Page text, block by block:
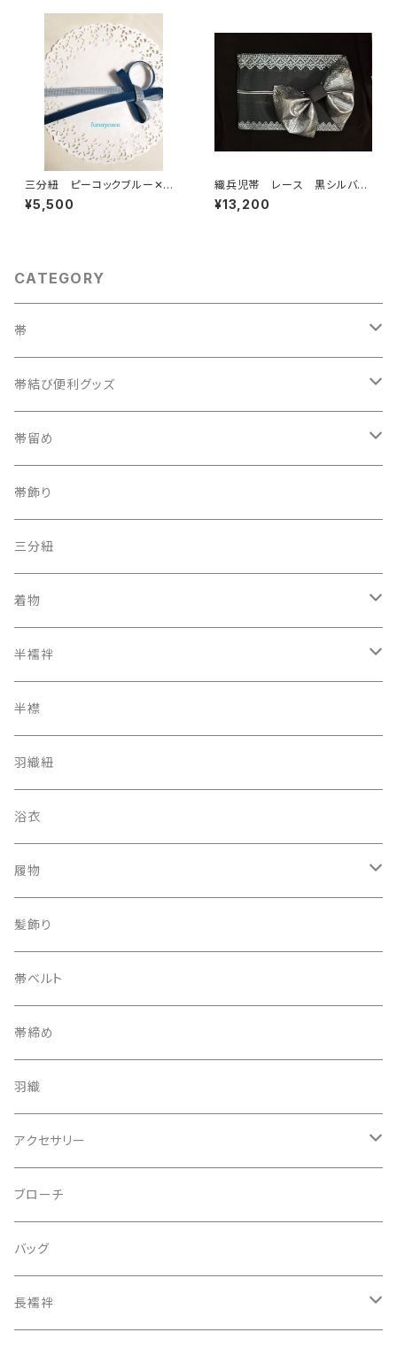
三分紐 ピーコックブルー✕ペ
ールブルー
¥5,500
織兵児帯 レース 黒シルバー
(リバーシブル)
¥13,200
CATEGORY
帯
織兵児帯
半幅帯
夏帯
京袋帯
レトロ、アンティーク
帯結び便利グッズ
カラー三重紐
自装用カラー三重紐
レーシーちゃん
帯留め
古布
その他
帯飾り
三分紐
着物
オリジナルキモノ
アンティーク レトロ
半襦袢
二部式長襦袢
半襟
羽織紐
浴衣
履物
下駄
髪飾り
帯ベルト
帯締め
羽織
アクセサリー
ピアス
指輪
装飾品
ブローチ
バッグ
長襦袢